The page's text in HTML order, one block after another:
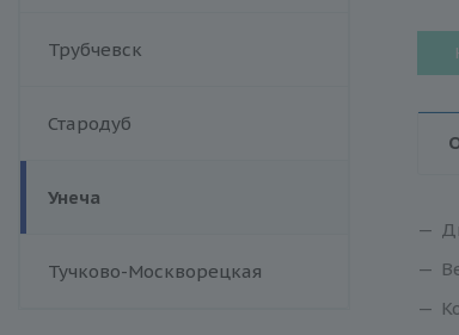
Трубчевск
Стародуб
Унеча
Тучково-Москворецкая